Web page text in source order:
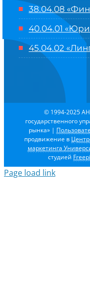
38.04.08
40.04.01
45.04.02
© 1994-2025
государственного
рынка» |
продвижение в
маркетинга
студией
Page load link